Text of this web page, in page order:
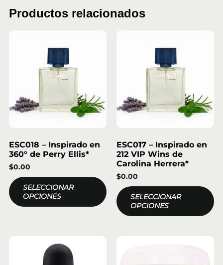
Productos relacionados
ESC018 – Inspirado en
360° de Perry Ellis*
$0.00
SELECCIONAR
OPCIONES
ESC017 – Inspirado en
212 VIP Wins de
Carolina Herrera*
$0.00
SELECCIONAR
OPCIONES